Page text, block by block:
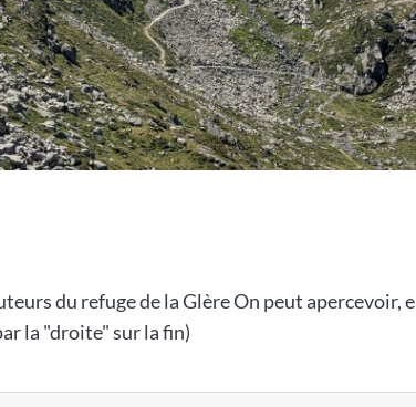
du refuge de la Glère On peut apercevoir,
la "droite" sur la fin)